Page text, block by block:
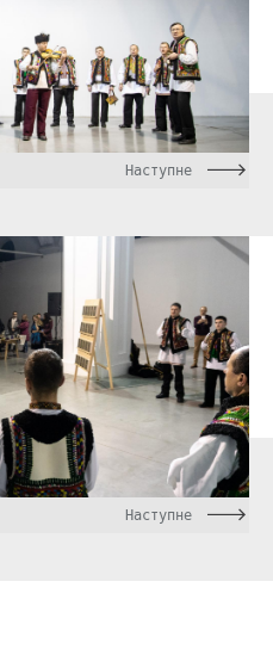
Наступне
Наступне